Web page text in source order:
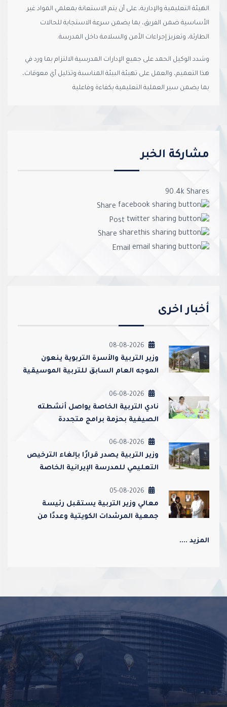
الهيئة التعليمية والإدارية، على أن يتم الاستعانة بمعلمي المواد غير
الأساسية ضمن الفريق، بما يضمن سرعة الاستجابة للحالات
الطارئة، وتعزيز إجراءات الأمن والسلامة داخل المدرسة.
وشدد الوكيل الحمد على جميع الإدارات المدرسية الالتزام بما ورد في
هذا التعميم، والعمل على تهيئة البيئة المناسبة وتذليل أي معوقات،
بما يضمن سير العملية التعليمية بكفاءة وفاعلية
مشاركة الخبر
90.4k Shares
Share
Post
Share
Email
أخبار اخرى
08-08-2026
وزير التربية والأسرة التربوية ينعون
الموجه العام السابق للتربية الموسيقية
06-08-2026
نادي التربية الخاصة يواصل أنشطته
الصيفية بحزمة برامج متجددة
06-08-2026
وزير التربية يصدر قرارًا بإلغاء الترخيص
التعليمي للمدرسة الإيرانية الخاصة
05-08-2026
معالي وزير التربية يستقبل رئيسة
جمعية المرشدات الكويتية وعددًا من
المزيد ....